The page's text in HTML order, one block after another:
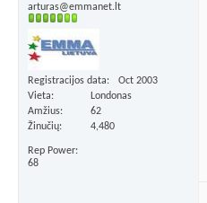
arturas@emmanet.lt
Registracijos data
Oct 2003
Vieta
Londonas
Amžius
62
Žinučių
4,480
Rep Power
68